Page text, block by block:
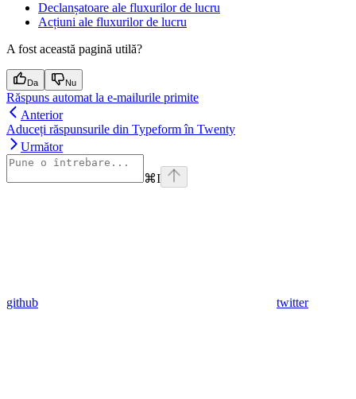
Declanșatoare ale fluxurilor de lucru
Acțiuni ale fluxurilor de lucru
A fost această pagină utilă?
Da Nu
Răspuns automat la e-mailurile primite
Anterior
Aduceți răspunsurile din Typeform în Twenty
Următor
⌘I
github twitter